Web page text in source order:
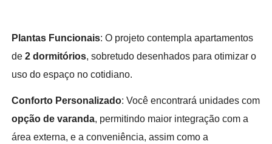
Plantas Funcionais: O projeto contempla apartamentos
de2 dormitórios, sobretudo desenhados para otimizar o
uso do espaço no cotidiano.
Conforto Personalizado: Você encontrará unidades com
opção de varanda, permitindo maior integração com a
área externa, e a conveniência, assim como a